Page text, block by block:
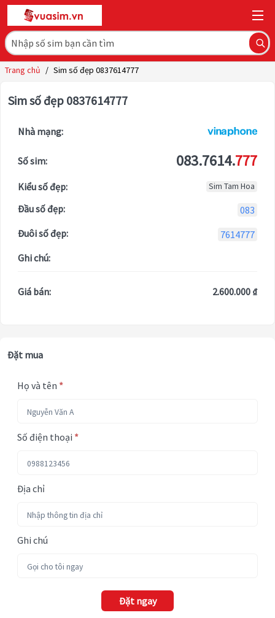
Trang chủ / Sim số đẹp 0837614777
Sim số đẹp 0837614777
Nhà mạng:
Số sim: 083.7614.777
Kiểu số đẹp: Sim Tam Hoa
Đầu số đẹp:
083
Đuôi số đẹp:
7614777
Ghi chú:
Giá bán: 2.600.000 ₫
Đặt mua
Họ và tên *
Số điện thoại *
Địa chỉ
Ghi chú
Đặt ngay